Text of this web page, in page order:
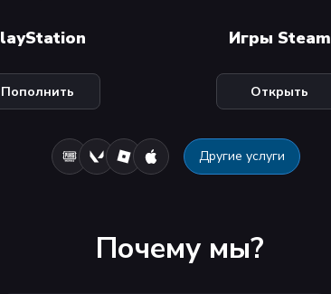
Пополнить
Игры Steam
Открыть
Другие услуги
Почему мы?